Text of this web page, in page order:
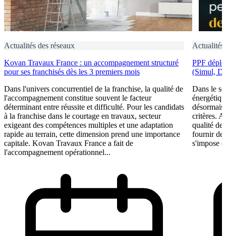
Actualités des réseaux
Kovan Travaux France : un accompagnement structuré
pour ses franchisés dès les 3 premiers mois
Dans l'univers concurrentiel de la franchise, la qualité de
l'accompagnement constitue souvent le facteur
déterminant entre réussite et difficulté. Pour les candidats
à la franchise dans le courtage en travaux, secteur
exigeant des compétences multiples et une adaptation
rapide au terrain, cette dimension prend une importance
capitale. Kovan Travaux France a fait de
l'accompagnement opérationnel...
Actualités
PPF
(Simul,
Dans le
critères.
qualité de
fournir
s'impose